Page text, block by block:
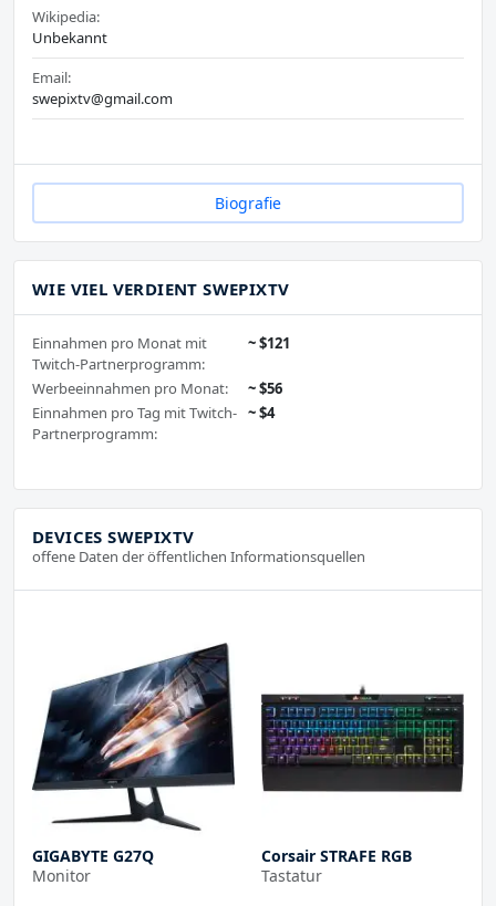
Wikipedia:
Unbekannt
Email:
swepixtv@gmail.com
Biografie
WIE VIEL VERDIENT SWEPIXTV
Einnahmen pro Monat mit
Twitch-Partnerprogramm:
~ $121
Werbeeinnahmen pro Monat:
~ $56
Einnahmen pro Tag mit Twitch-
Partnerprogramm:
~ $4
DEVICES SWEPIXTV
offene Daten der öffentlichen Informationsquellen
GIGABYTE G27Q
Monitor
Corsair STRAFE RGB
Tastatur